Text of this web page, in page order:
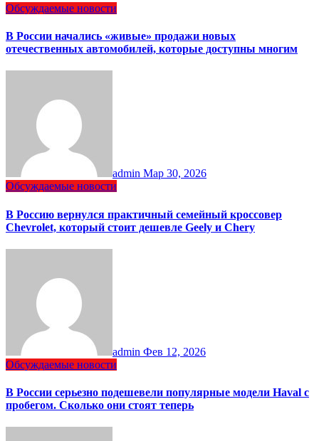
Обсуждаемые новости
В России начались «живые» продажи новых
отечественных автомобилей, которые доступны многим
admin Мар 30, 2026
Обсуждаемые новости
В Россию вернулся практичный семейный кроссовер
Chevrolet, который стоит дешевле Geely и Chery
admin Фев 12, 2026
Обсуждаемые новости
В России серьезно подешевели популярные модели Haval с
пробегом. Сколько они стоят теперь